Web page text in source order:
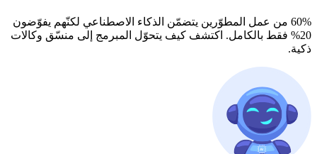
60% من عمل المطوّرين يتضمّن الذكاء الاصطناعي لكنّهم يفوّضون
20% فقط بالكامل. اكتشف كيف يتحوّل المبرمج إلى منسّق وكالات
ذكية.